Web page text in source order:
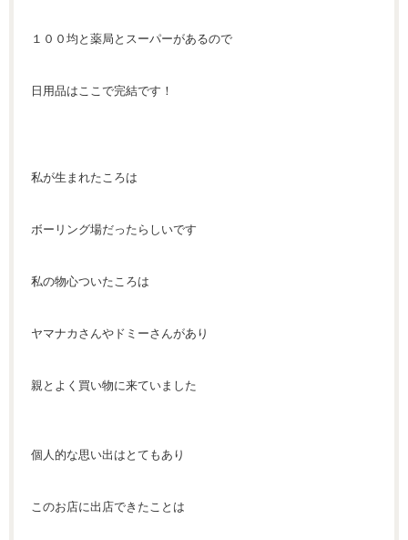
１００均と薬局とスーパーがあるので
日用品はここで完結です！
私が生まれたころは
ボーリング場だったらしいです
私の物心ついたころは
ヤマナカさんやドミーさんがあり
親とよく買い物に来ていました
個人的な思い出はとてもあり
このお店に出店できたことは